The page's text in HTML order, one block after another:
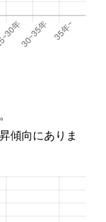
傾向にありま